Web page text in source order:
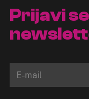
Prijavi